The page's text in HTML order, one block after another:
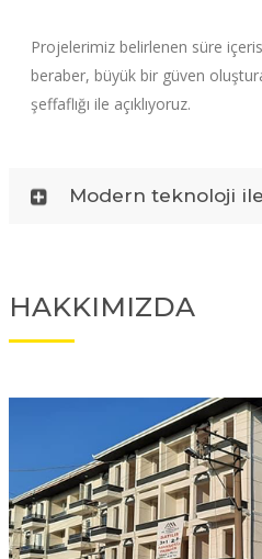
Projelerimiz belirlenen süre
beraber, büyük bir güven
şeffaflığı ile açıklıyoruz.
Modern teknoloji
HAKKIMIZDA